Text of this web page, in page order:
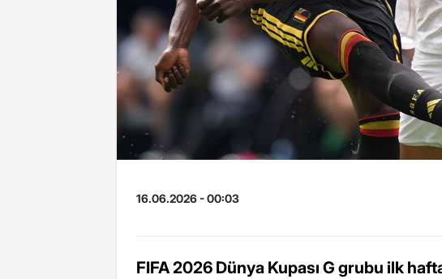
16.06.2026 - 00:03
FIFA 2026 Dünya Kupası G grubu ilk